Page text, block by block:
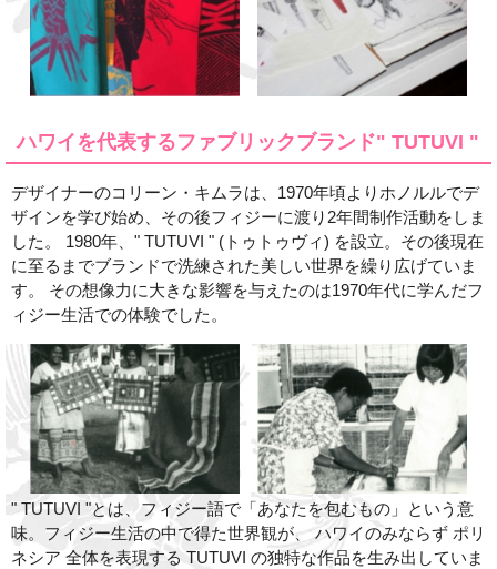
ハワイを代表するファブリックブランド" TUTUVI "
デザイナーのコリーン・キムラは、1970年頃よりホノルルでデ
ザインを学び始め、その後フィジーに渡り2年間制作活動をしま
した。 1980年、" TUTUVI " (トゥトゥヴィ) を設立。その後現在
に至るまでブランドで洗練された美しい世界を繰り広げていま
す。 その想像力に大きな影響を与えたのは1970年代に学んだフ
ィジー生活での体験でした。
" TUTUVI "とは、フィジー語で「あなたを包むもの」という意
味。フィジー生活の中で得た世界観が、 ハワイのみならず ポリ
ネシア 全体を表現する TUTUVI の独特な作品を生み出していま